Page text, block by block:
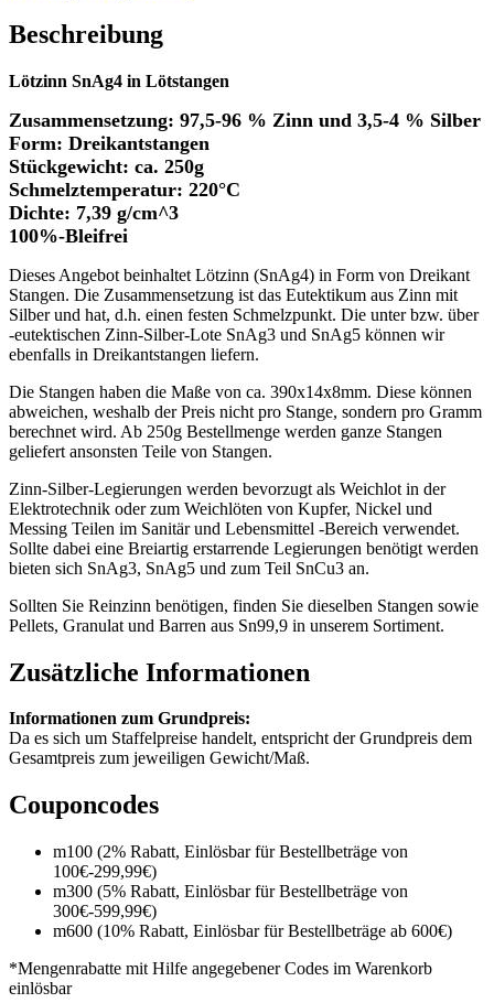
Beschreibung
Lötzinn SnAg4 in Lötstangen
Zusammensetzung: 97,5-96 % Zinn und 3,5-4 % Silber
Form: Dreikantstangen
Stückgewicht: ca. 250g
Schmelztemperatur: 220°C
Dichte: 7,39 g/cm^3
100%-Bleifrei
Dieses Angebot beinhaltet Lötzinn (SnAg4) in Form von Dreikant
Stangen. Die Zusammensetzung ist das Eutektikum aus Zinn mit
Silber und hat, d.h. einen festen Schmelzpunkt. Die unter bzw. über
-eutektischen Zinn-Silber-Lote SnAg3 und SnAg5 können wir
ebenfalls in Dreikantstangen liefern.
Die Stangen haben die Maße von ca. 390x14x8mm. Diese können
abweichen, weshalb der Preis nicht pro Stange, sondern pro Gramm
berechnet wird. Ab 250g Bestellmenge werden ganze Stangen
geliefert ansonsten Teile von Stangen.
Zinn-Silber-Legierungen werden bevorzugt als Weichlot in der
Elektrotechnik oder zum Weichlöten von Kupfer, Nickel und
Messing Teilen im Sanitär und Lebensmittel -Bereich verwendet.
Sollte dabei eine Breiartig erstarrende Legierungen benötigt werden
bieten sich SnAg3, SnAg5 und zum Teil SnCu3 an.
Sollten Sie Reinzinn benötigen, finden Sie dieselben Stangen sowie
Pellets, Granulat und Barren aus Sn99,9 in unserem Sortiment.
Zusätzliche Informationen
Informationen zum Grundpreis:
Da es sich um Staffelpreise handelt, entspricht der Grundpreis dem
Gesamtpreis zum jeweiligen Gewicht/Maß.
Couponcodes
m100 (2% Rabatt, Einlösbar für Bestellbeträge von
100€-299,99€)
m300 (5% Rabatt, Einlösbar für Bestellbeträge von
300€-599,99€)
m600 (10% Rabatt, Einlösbar für Bestellbeträge ab 600€)
*Mengenrabatte mit Hilfe angegebener Codes im Warenkorb
einlösbar